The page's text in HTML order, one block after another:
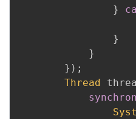
}
}
}
} ) ;
Thread